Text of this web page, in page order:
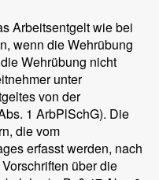
Arbeitsentgelt wie bei
wenn die Wehrübung
Wehrübung nicht
unter
von der
1 ArbPlSchG). Die
die vom
erfasst werden, nach
über die